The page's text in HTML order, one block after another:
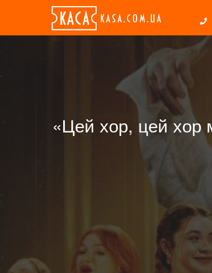
«Цей хор, цей хор